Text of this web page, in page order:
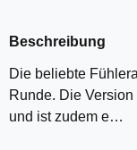
Beschreibung
Die beliebte
Runde. Die
und ist zudem e…